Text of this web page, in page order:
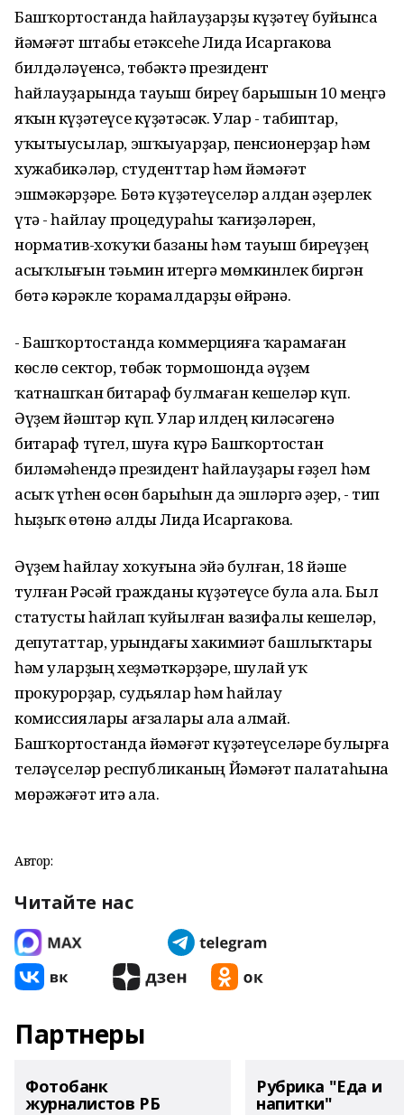
Башҡортостанда һайлауҙарҙы күҙәтеү буйынса
йәмәғәт штабы етәксеһе Лида Исаргакова
билдәләүенсә, төбәктә президент
һайлауҙарында тауыш биреү барышын 10 меңгә
яҡын күҙәтеүсе күҙәтәсәк. Улар - табиптар,
уҡытыусылар, эшҡыуарҙар, пенсионерҙар һәм
хужабикәләр, студенттар һәм йәмәғәт
эшмәкәрҙәре. Бөтә күҙәтеүселәр алдан әҙерлек
үтә - һайлау процедураһы ҡағиҙәләрен,
норматив-хоҡуҡи базаны һәм тауыш биреүҙең
асыҡлығын тәьмин итергә мөмкинлек биргән
бөтә кәрәкле ҡорамалдарҙы өйрәнә.
- Башҡортостанда коммерцияға ҡарамаған
көслө сектор, төбәк тормошонда әүҙем
ҡатнашҡан битараф булмаған кешеләр күп.
Әүҙем йәштәр күп. Улар илдең киләсәгенә
битараф түгел, шуға күрә Башҡортостан
биләмәһендә президент һайлауҙары ғәҙел һәм
асыҡ үтһен өсөн барыһын да эшләргә әҙер, - тип
һыҙыҡ өҫтөнә алды Лида Исаргакова.
Әүҙем һайлау хоҡуғына эйә булған, 18 йәше
тулған Рәсәй гражданы күҙәтеүсе була ала. Был
статусты һайлап ҡуйылған вазифалы кешеләр,
депутаттар, урындағы хакимиәт башлыҡтары
һәм уларҙың хеҙмәткәрҙәре, шулай уҡ
прокурорҙар, судьялар һәм һайлау
комиссиялары ағзалары ала алмай.
Башҡортостанда йәмәғәт күҙәтеүселәре булырға
теләүселәр республиканың Йәмәғәт палатаһына
мөрәжәғәт итә ала.
Автор:
Читайте нас
Партнеры
Фотобанк
журналистов РБ
Рубрика "Еда и
напитки"